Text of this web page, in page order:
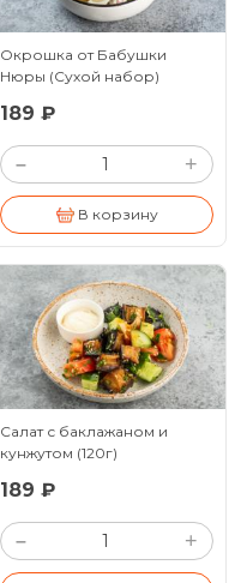
Окрошка от Бабушки
Нюры (Сухой набор)
189 ₽
– +
В корзину
Салат с баклажаном и
кунжутом (120г)
189 ₽
– +